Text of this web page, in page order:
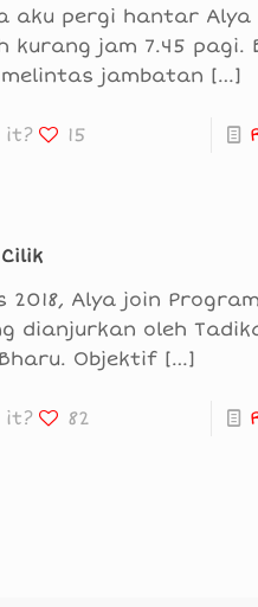
aku pergi hantar
kurang jam 7.45 pagi.
jambatan […]
it? 15
2018, Alya join
dianjurkan oleh
Objektif […]
it? 82